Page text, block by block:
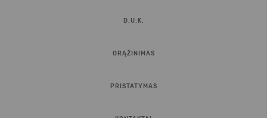
D.U.K.
GRĄŽINIMAS
PRISTATYMAS